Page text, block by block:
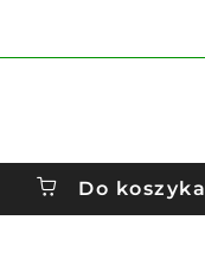
Do koszyka